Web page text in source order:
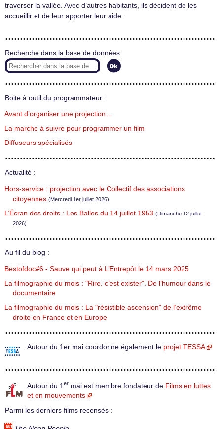
traverser la vallée. Avec d’autres habitants, ils décident de les
accueillir et de leur apporter leur aide.
Recherche dans la base de données
Boite à outil du programmateur :
Avant d’organiser une projection…
La marche à suivre pour programmer un film
Diffuseurs spécialisés
Actualité :
Hors-service : projection avec le Collectif des associations
citoyennes (Mercredi 1er juillet 2026)
L’Écran des droits : Les Balles du 14 juillet 1953 (Dimanche 12 juillet
2026)
Au fil du blog :
Bestofdoc#6 - Sauve qui peut à L’Entrepôt le 14 mars 2025
La filmographie du mois : "Rire, c’est exister". De l’humour dans le
documentaire
La filmographie du mois : La "résistible ascension" de l’extrême
droite en France et en Europe
Autour du 1er mai coordonne également le projet TESSA
Autour du 1 er mai est membre fondateur de Films en luttes
et en mouvements
Parmi les derniers films recensés :